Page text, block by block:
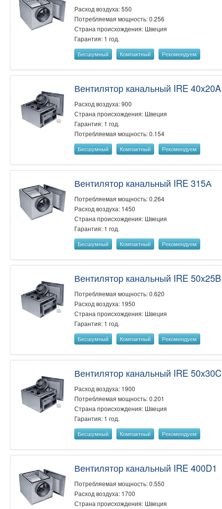
Расход воздуха: 550
Потребляемая мощность: 0.256
Страна происхождения: Швеция
Гарантия: 1 год.
Бесшумный Компактный Рекомендуем
Вентилятор канальный IRE
Расход воздуха: 900
Страна происхождения: Швеция
Гарантия: 1 год.
Потребляемая мощность: 0.154
Бесшумный Компактный Рекомендуем
Вентилятор канальный IRE 315А
Потребляемая мощность: 0.264
Расход воздуха: 1450
Страна происхождения: Швеция
Гарантия: 1 год.
Бесшумный Компактный Рекомендуем
Вентилятор канальный IRE
Потребляемая мощность: 0.620
Расход воздуха: 1950
Страна происхождения: Швеция
Гарантия: 1 год.
Бесшумный Компактный Рекомендуем
Вентилятор канальный IRE
Расход воздуха: 1900
Потребляемая мощность: 0.201
Страна происхождения: Швеция
Гарантия: 1 год.
Бесшумный Компактный Рекомендуем
Вентилятор канальный IRE 400D1
Потребляемая мощность: 0.550
Расход воздуха: 1700
Страна происхождения: Швеция